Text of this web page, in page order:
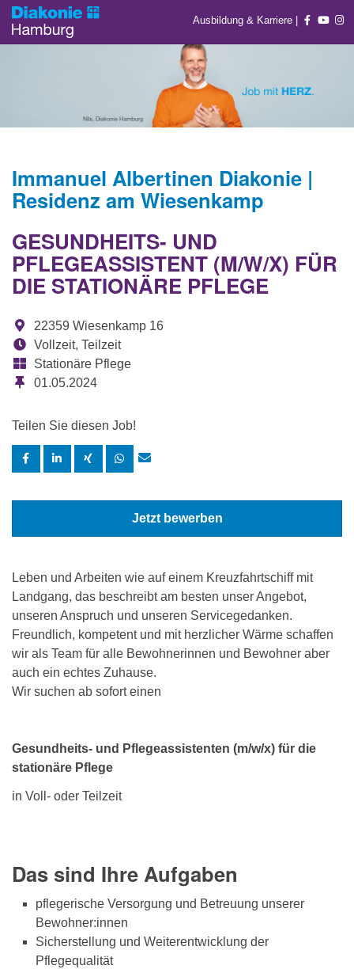
Ausbildung & Karriere |
Immanuel Albertinen Diakonie |
Residenz am Wiesenkamp
GESUNDHEITS- UND
PFLEGEASSISTENT (M/W/X) FÜR
DIE STATIONÄRE PFLEGE
22359 Wiesenkamp 16
Vollzeit, Teilzeit
Stationäre Pflege
01.05.2024
Teilen Sie diesen Job!
Jetzt bewerben
Leben und Arbeiten wie auf einem Kreuzfahrtschiff mit
Landgang, das beschreibt am besten unser Angebot,
unseren Anspruch und unseren Servicegedanken.
Freundlich, kompetent und mit herzlicher Wärme schaffen
wir als Team für alle Bewohnerinnen und Bewohner aber
auch ein echtes Zuhause.
Wir suchen ab sofort einen
Gesundheits- und Pflegeassistenten (m/w/x) für die
stationäre Pflege
in Voll- oder Teilzeit
Das sind Ihre Aufgaben
pflegerische Versorgung und Betreuung unserer
Bewohner:innen
Sicherstellung und Weiterentwicklung der
Pflegequalität